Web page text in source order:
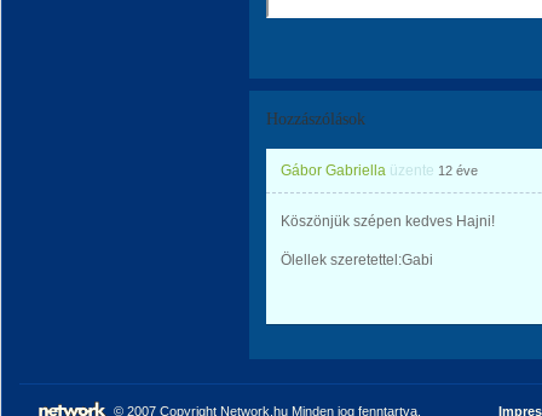
Hozzászólások
Gábor Gabriella üzente 12 éve
Köszönjük szépen kedves Hajni!
Ölellek szeretettel:Gabi
© 2007 Copyright Network.hu Minden jog fenntartva.